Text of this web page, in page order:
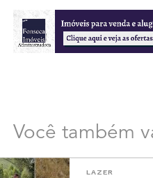
Você também
LAZER